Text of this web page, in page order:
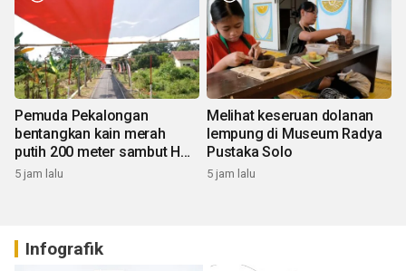
Pemuda Pekalongan
bentangkan kain merah
putih 200 meter sambut HUT
RI
5 jam lalu
Melihat keseruan dolanan
lempung di Museum Radya
Pustaka Solo
5 jam lalu
Infografik